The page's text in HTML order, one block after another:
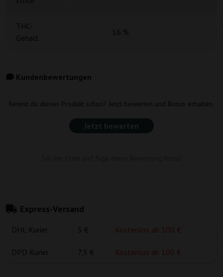
THC-
Gehalt
16 %
Kundenbewertungen
Kennst du dieses Produkt schon? Jetzt bewerten und Bonus erhalten.
Jetzt bewerten
Express-Versand
DHL Kurier 5 € Kostenlos ab 100 €
DPD Kurier 7,5 € Kostenlos ab 100 €